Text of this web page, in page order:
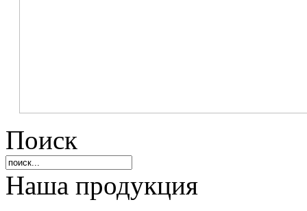
Поиск
Наша продукция